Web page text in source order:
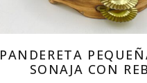
PANDERETA
SONAJA CON